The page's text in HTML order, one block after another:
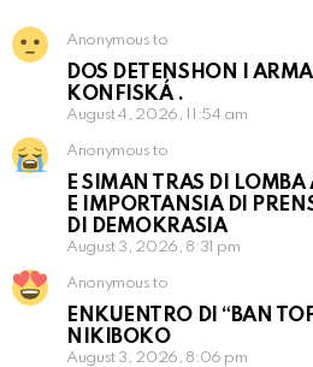
Anonymous to
DOS DETENSHON I
KONFISKÁ .
August 4, 2026, 11:54 am
Anonymous to
E SIMAN TRAS DI
E IMPORTANSIA DI
DI DEMOKRASIA
August 3, 2026, 8:31 pm
Anonymous to
ENKUENTRO DI “BAN
NIKIBOKO
August 3, 2026, 8:06 pm